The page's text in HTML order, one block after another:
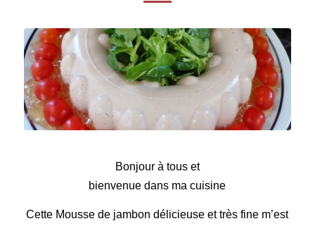
Bonjour à tous et
bienvenue dans ma cuisine
Cette Mousse de jambon délicieuse et très fine m’est